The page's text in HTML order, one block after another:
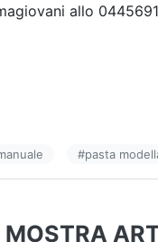
allo
#pasta
MOSTRA